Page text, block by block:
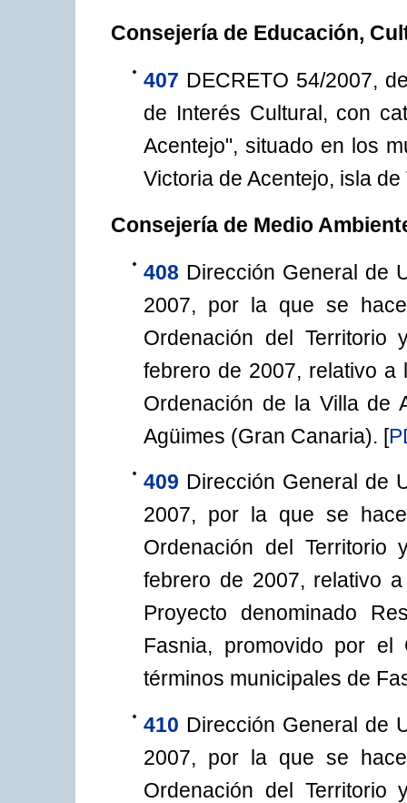
Consejería de Educación,
407 DECRETO 54/2007,
de Interés Cultural, con
Acentejo", situado en los
Victoria de Acentejo, isla de
Consejería de Medio
408 Dirección General de
2007, por la que se
Ordenación del
febrero de 2007, relativo a
Ordenación de la Villa de
Agüimes (Gran Canaria). [
409 Dirección General de
2007, por la que se
Ordenación del
febrero de 2007, relativo
Proyecto denominado
Fasnia, promovido por el
términos municipales de
410 Dirección General de
2007, por la que se
Ordenación del